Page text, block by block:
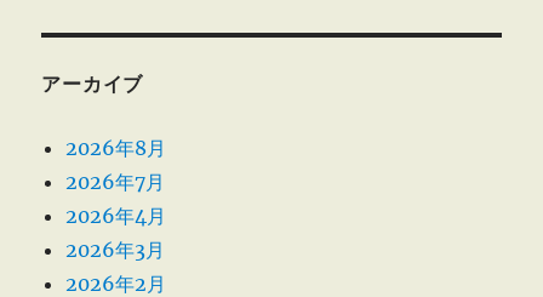
アーカイブ
2026年8月
2026年7月
2026年4月
2026年3月
2026年2月